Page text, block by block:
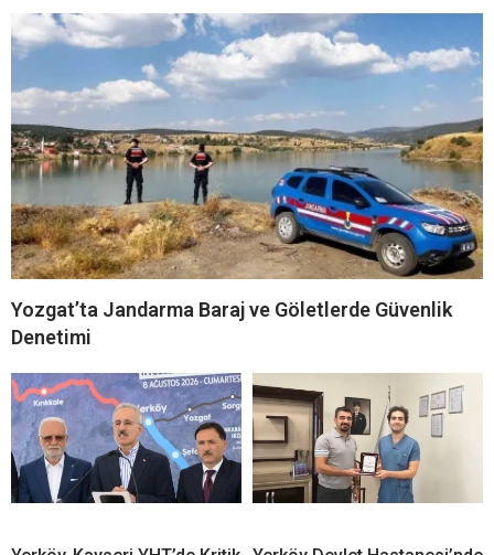
Yozgat’ta Jandarma Baraj ve Göletlerde Güvenlik
Denetimi